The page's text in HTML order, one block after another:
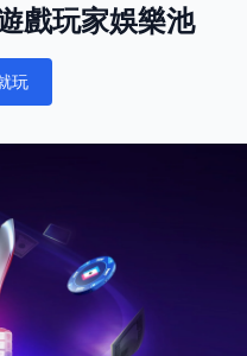
戲玩家娛樂池
玩